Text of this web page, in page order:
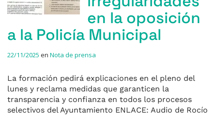
en la oposición
a la Policía Municipal
22/11/2025 en Nota de prensa
La formación pedirá explicaciones en el pleno del
lunes y reclama medidas que garanticen la
transparencia y confianza en todos los procesos
selectivos del Ayuntamiento ENLACE: Audio de Rocío